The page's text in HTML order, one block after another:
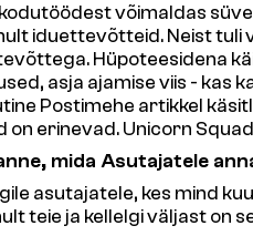
võimaldas
iduettevõtteid. Neist tuli
Hüpoteesidena
asja ajamise viis - kas
Postimehe artikkel
erinevad. Unicorn
mida Asutajatele
asutajatele, kes mind
teie ja kellelgi väljast on